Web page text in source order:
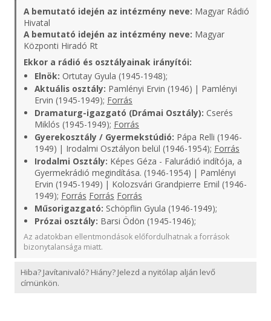
A bemutató idején az intézmény neve: Magyar Rádió
Hivatal
A bemutató idején az intézmény neve: Magyar
Központi Hiradó Rt
Ekkor a rádió és osztályainak irányítói:
Elnök: Ortutay Gyula (1945-1948);
Aktuális osztály: Pamlényi Ervin (1946) | Pamlényi
Ervin (1945-1949); Forrás
Dramaturg-igazgató (Drámai Osztály): Cserés
Miklós (1945-1949); Forrás
Gyerekosztály / Gyermekstúdió: Pápa Relli (1946-
1949) | Irodalmi Osztályon belül (1946-1954); Forrás
Irodalmi Osztály: Képes Géza - Falurádió indítója, a
Gyermekrádió megindítása. (1946-1954) | Pamlényi
Ervin (1945-1949) | Kolozsvári Grandpierre Emil (1946-
1949); Forrás Forrás Forrás
Műsorigazgató: Schöpflin Gyula (1946-1949);
Prózai osztály: Barsi Ödön (1945-1946);
Az adatokban ellentmondások előfordulhatnak a források
bizonytalansága miatt.
Hiba? Javítanivaló? Hiány? Jelezd a nyitólap alján levő
címünkön.